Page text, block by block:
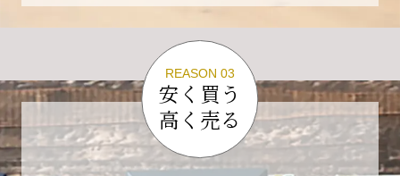
る企業へと成長してまいります。
変化の激しい時代だからこそ、初心を忘れず、
挑戦を続け、社会に必要とされる存在であり続
けることをお約束いたします。
今後とも変わらぬご支援、ご指導を賜りますよ
REASON 03
安く買う
高く売る